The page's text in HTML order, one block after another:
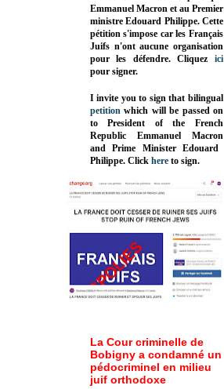
Emmanuel Macron et au Premier
ministre Edouard Philippe. Cette
pétition s'impose car les Français
Juifs n'ont aucune organisation
pour les défendre. Cliquez
ici
pour signer.
I invite you to sign that bilingual
petition which will be passed on
to President of the French
Republic Emmanuel Macron
and Prime MinisterEdouard
Philippe. Click here to sign.
La Cour criminelle de
Bobigny a condamné un
pédocriminel en milieu
juif orthodoxe